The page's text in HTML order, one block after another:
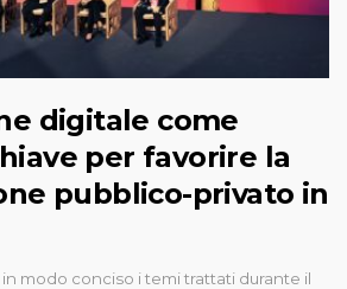
digitale come
per favorire la
pubblico-privato in
modo conciso i temi trattati durante il